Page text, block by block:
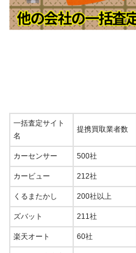
一括査定サイト
名
提携買取業者数
カーセンサー 500社
カービュー 212社
くるまたかし 200社以上
ズバット 211社
楽天オート 60社